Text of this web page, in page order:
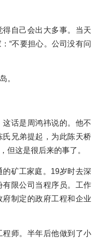
自己会出大多事。当天
“不要担心。公司没有问
。
话是周鸿祎说的。他不
兄弟提起，为此陈天桥
但这是很后来的事了。
矿工家庭。19岁时去深
限公司当程序员。工作
制定的政府工程和企业
师。半年后他做到了小